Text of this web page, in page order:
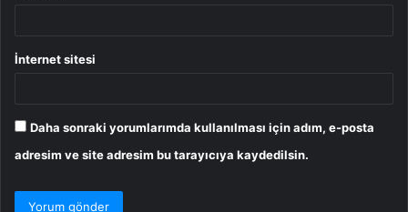
İnternet sitesi
Daha sonraki yorumlarımda kullanılması için adım, e-posta
adresim ve site adresim bu tarayıcıya kaydedilsin.